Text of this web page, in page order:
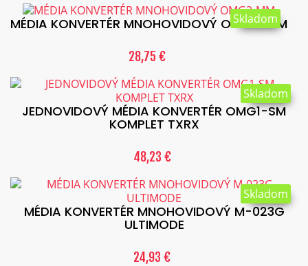
MÉDIA KONVERTÉR MNOHOVIDOVÝ OMG2-MM
28,75 €
Skladom
JEDNOVIDOVÝ MÉDIA KONVERTÉR OMG1-SM
KOMPLET TXRX
48,23 €
Skladom
MÉDIA KONVERTÉR MNOHOVIDOVÝ M-023G
ULTIMODE
24,93 €
Skladom